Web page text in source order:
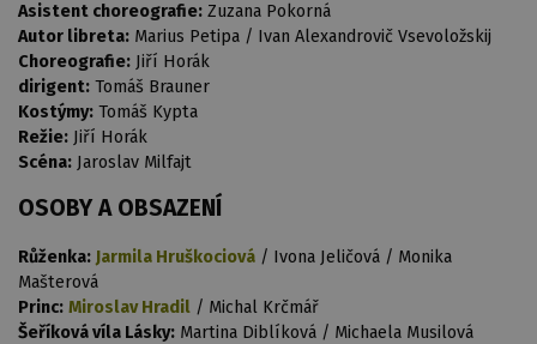
Asistent choreografie: Zuzana Pokorná
Autor libreta: Marius Petipa / Ivan Alexandrovič Vsevoložskij
Choreografie: Jiří Horák
dirigent: Tomáš Brauner
Kostýmy: Tomáš Kypta
Režie: Jiří Horák
Scéna: Jaroslav Milfajt
OSOBY A OBSAZENÍ
Růženka: Jarmila Hruškociová / Ivona Jeličová / Monika
Mašterová
Princ: Miroslav Hradil / Michal Krčmář
Šeříková víla Lásky: Martina Diblíková / Michaela Musilová